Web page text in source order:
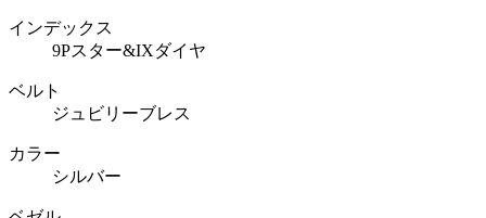
インデックス
9Pスター&IXダイヤ
ベルト
ジュビリーブレス
カラー
シルバー